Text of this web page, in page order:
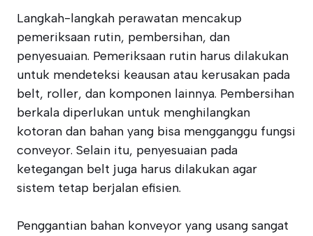
Langkah-langkah perawatan mencakup
pemeriksaan rutin, pembersihan, dan
penyesuaian. Pemeriksaan rutin harus dilakukan
untuk mendeteksi keausan atau kerusakan pada
belt, roller, dan komponen lainnya. Pembersihan
berkala diperlukan untuk menghilangkan
kotoran dan bahan yang bisa mengganggu fungsi
conveyor. Selain itu, penyesuaian pada
ketegangan belt juga harus dilakukan agar
sistem tetap berjalan efisien.
Penggantian bahan konveyor yang usang sangat